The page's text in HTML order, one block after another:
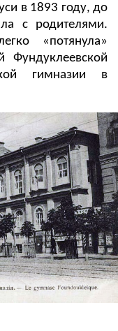
в 1893 году, до
с родителями.
«потянула»
Фундуклеевской
гимназии в